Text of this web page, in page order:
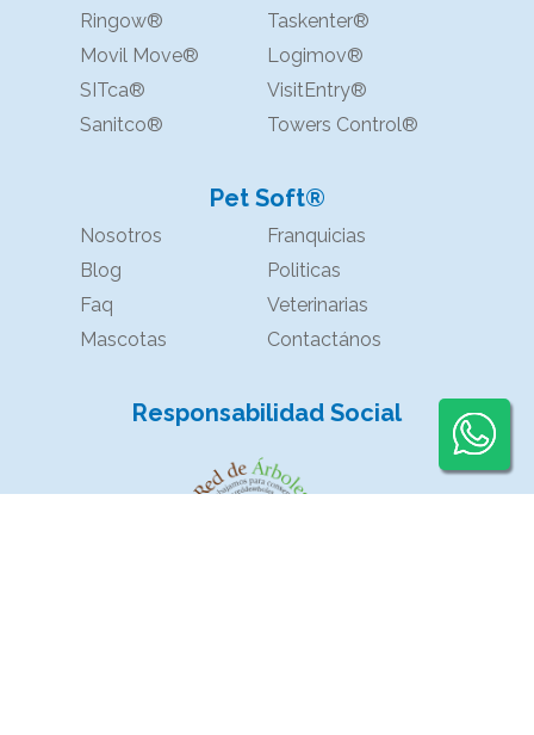
Ringow®
Taskenter®
Movil Move®
Logimov®
SITca®
VisitEntry®
Sanitco®
Towers Control®
Pet Soft®
Nosotros
Franquicias
Blog
Politicas
Faq
Veterinarias
Mascotas
Contactános
Responsabilidad Social